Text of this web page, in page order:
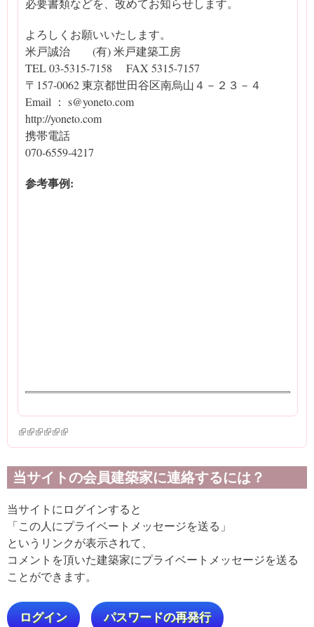
よろしくお願いいたします。
米戸誠治 (有) 米戸建築工房
TEL 03-5315-7158 FAX 5315-7157
〒157-0062 東京都世田谷区南烏山４－２３－４
Email ： s@yoneto.com
http://yoneto.com
携帯電話
070-6559-4217
参考事例:
(link is external)
(link is external)
(link is external)
(link is external)
(link is external)
(link is external)
当サイトの会員建築家に連絡するには？
当サイトにログインすると
「この人にプライベートメッセージを送る」
というリンクが表示されて、
コメントを頂いた建築家にプライベートメッセージを送る
ことができます。
ログイン パスワードの再発行